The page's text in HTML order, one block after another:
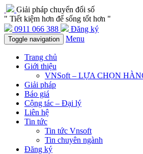
Giải pháp chuyển đổi số
" Tiết kiệm hơn để sống tốt hơn "
0911 066 388
Đăng ký
Toggle navigation Menu
Trang chủ
Giới thiệu
VNSoft – LỰA CHỌN
Giải pháp
Báo giá
Cộng tác – Đại lý
Liên hệ
Tin tức
Tin tức Vnsoft
Tin chuyên ngành
Đăng ký